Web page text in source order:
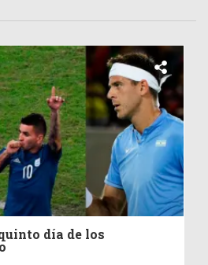
día de los